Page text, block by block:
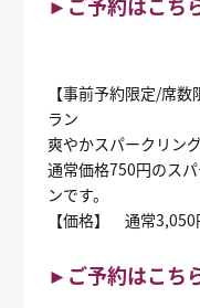
【事前予約限定/席
ラン
爽やかスパークリン
通常価格750円のス
ンです。
【価格】 通常
►ご予約はこち